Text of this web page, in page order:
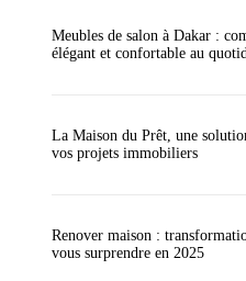
Meubles de salon à Dakar :
élégant et confortable au
La Maison du Prêt, une
vos projets immobiliers
Renover maison :
vous surprendre en 2025